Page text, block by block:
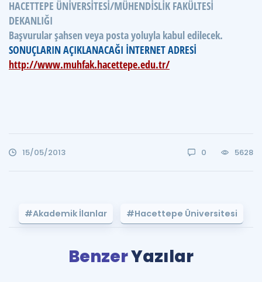
HACETTEPE ÜNİVERSİTESİ/MÜHENDİSLİK FAKÜLTESİ
DEKANLIĞI
Başvurular şahsen veya posta yoluyla kabul edilecek.
SONUÇLARIN AÇIKLANACAĞI İNTERNET ADRESİ
http://www.muhfak.hacettepe.edu.tr/
15/05/2013 0 5628
#Akademik İlanlar #Hacettepe Üniversitesi
BenzerYazılar